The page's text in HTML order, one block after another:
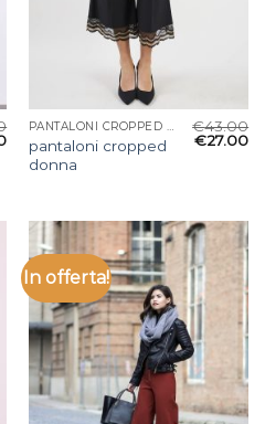
PANTALONI CROPPED DONNA
pantaloni cropped
donna
€43.00
€27.00
In offerta!